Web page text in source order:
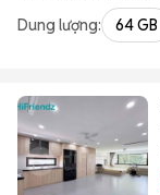
Dung lượng: 64 GB